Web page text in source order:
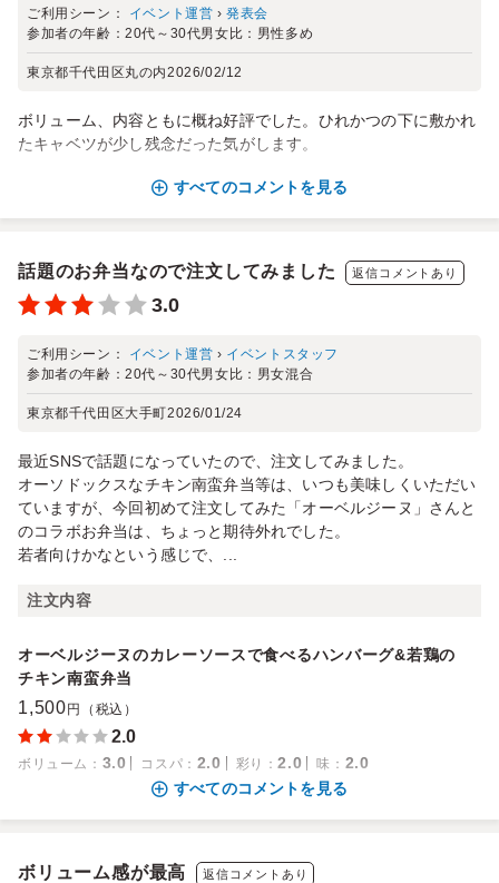
ご利用シーン： イベント運営 ›発表会
参加者の年齢：20代～30代男女比： 男性多め
東京都千代田区丸の内2026/02/12
ボリューム、内容ともに概ね好評でした。ひれかつの下に敷かれ
たキャベツが少し残念だった気がします。
すべてのコメントを見る
話題のお弁当なので注文してみました 返信コメントあり
3.0
ご利用シーン： イベント運営 › イベントスタッフ
参加者の年齢：20代～30代男女比： 男女混合
東京都千代田区大手町2026/01/24
最近SNSで話題になっていたので、注文してみました。
オーソドックスなチキン南蛮弁当等は、いつも美味しくいただい
ていますが、今回初めて注文してみた「オーベルジーヌ」さんと
のコラボお弁当は、ちょっと期待外れでした。
若者向けかなという感じで、...
注文内容
オーベルジーヌのカレーソースで食べるハンバーグ&若鶏の
チキン南蛮弁当
1,500 円（税込）
2.0
ボリューム ： 3.0 コスパ ： 2.0 彩り ：2.0 味 ： 2.0
すべてのコメントを見る
ボリューム感が最高 返信コメントあり